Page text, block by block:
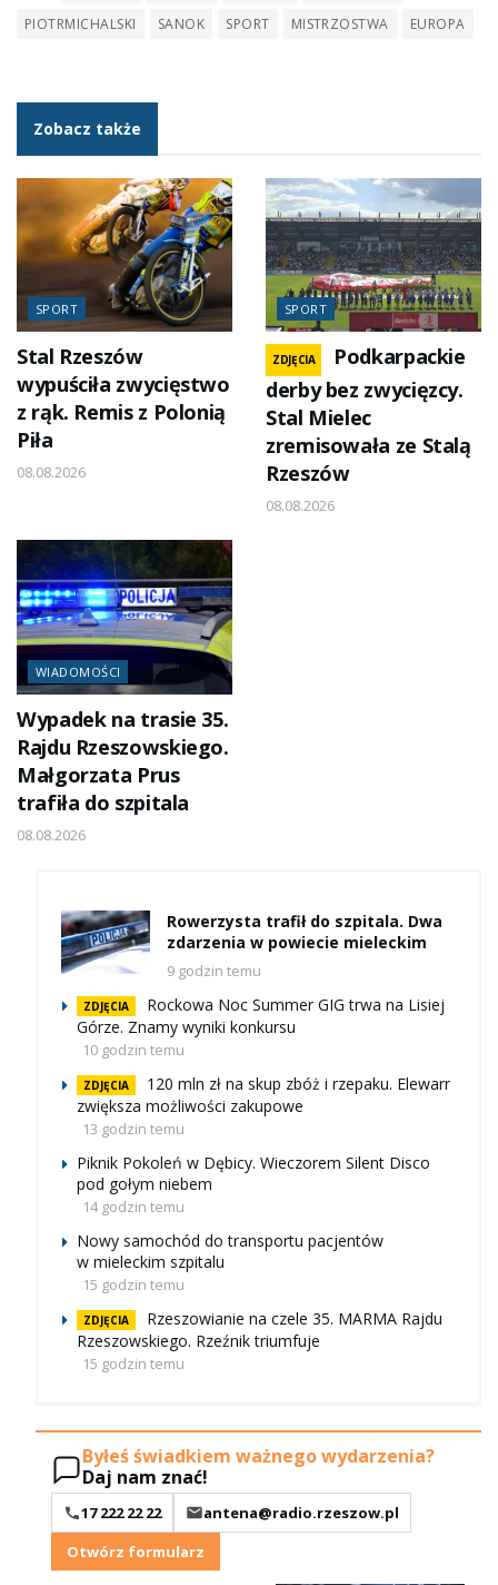
PIOTRMICHALSKI
SANOK SPORT MISTRZOSTWA EUROPA
Zobacz także
SPORT
Stal Rzeszów
wypuściła zwycięstwo
z rąk. Remis z Polonią
Piła
08.08.2026
SPORT
ZDJĘCIA
Podkarpackie
derby bez zwycięzcy.
Stal Mielec
zremisowała ze Stalą
Rzeszów
08.08.2026
WIADOMOŚCI
Wypadek na trasie 35.
Rajdu Rzeszowskiego.
Małgorzata Prus
trafiła do szpitala
08.08.2026
Rowerzysta trafił do szpitala. Dwa
zdarzenia w powiecie mieleckim
9 godzin temu
ZDJĘCIA
Rockowa Noc Summer GIG trwa na Lisiej
Górze. Znamy wyniki konkursu
10 godzin temu
ZDJĘCIA
120 mln zł na skup zbóż i rzepaku. Elewarr
zwiększa możliwości zakupowe
13 godzin temu
Piknik Pokoleń w Dębicy. Wieczorem Silent Disco
pod gołym niebem
14 godzin temu
Nowy samochód do transportu pacjentów
w mieleckim szpitalu
15 godzin temu
ZDJĘCIA
Rzeszowianie na czele 35. MARMA Rajdu
Rzeszowskiego. Rzeźnik triumfuje
15 godzin temu
Byłeś świadkiem ważnego wydarzenia?
Daj nam znać!
17 222 22 22
antena@radio.rzeszow.pl
Otwórz formularz